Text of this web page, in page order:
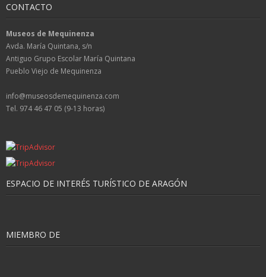
CONTACTO
Museos de Mequinenza
Avda. María Quintana, s/n
Antiguo Grupo Escolar María Quintana
Pueblo Viejo de Mequinenza
info@museosdemequinenza.com
Tel. 974 46 47 05 (9-13 horas)
ESPACIO DE INTERÉS TURÍSTICO DE ARAGÓN
MIEMBRO DE